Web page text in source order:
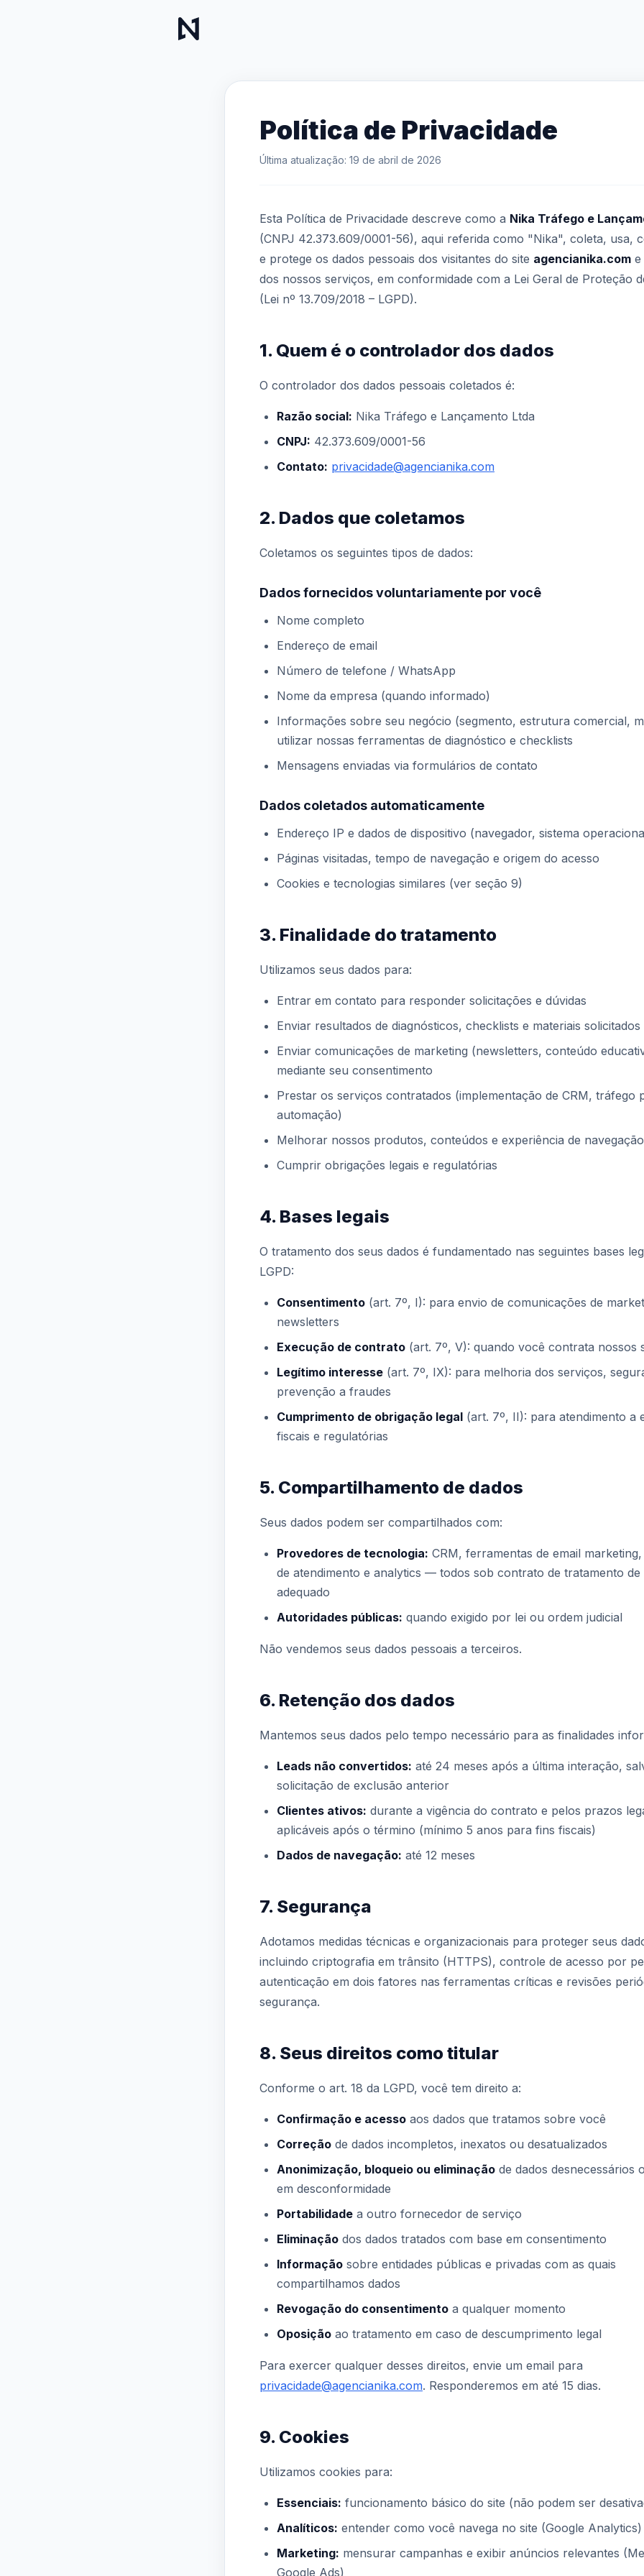
Política de Privacidade
Última atualização: 19 de abril de 2026
Esta Política de Privacidade descreve como a Nika Tráfego e
(CNPJ 42.373.609/0001-56), aqui referida como "Nika", coleta, usa,
e protege os dados pessoais dos visitantes do site agencianika.com e
dos nossos serviços, em conformidade com a Lei Geral de Proteção
(Lei nº 13.709/2018 – LGPD).
1. Quem é o controlador dos dados
O controlador dos dados pessoais coletados é:
Razão social: Nika Tráfego e Lançamento Ltda
CNPJ: 42.373.609/0001-56
Contato: privacidade@agencianika.com
2. Dados que coletamos
Coletamos os seguintes tipos de dados:
Dados fornecidos voluntariamente por você
Nome completo
Endereço de email
Número de telefone / WhatsApp
Nome da empresa (quando informado)
Informações sobre seu negócio (segmento, estrutura comercial,
utilizar nossas ferramentas de diagnóstico e checklists
Mensagens enviadas via formulários de contato
Dados coletados automaticamente
Endereço IP e dados de dispositivo (navegador, sistema
Páginas visitadas, tempo de navegação e origem do acesso
Cookies e tecnologias similares (ver seção 9)
3. Finalidade do tratamento
Utilizamos seus dados para:
Entrar em contato para responder solicitações e dúvidas
Enviar resultados de diagnósticos, checklists e materiais solicitados
Enviar comunicações de marketing (newsletters, conteúdo
mediante seu consentimento
Prestar os serviços contratados (implementação de CRM, tráfego
automação)
Melhorar nossos produtos, conteúdos e experiência de navegação
Cumprir obrigações legais e regulatórias
4. Bases legais
O tratamento dos seus dados é fundamentado nas seguintes bases
LGPD:
Consentimento (art. 7º, I): para envio de comunicações de
newsletters
Execução de contrato (art. 7º, V): quando você contrata nossos
Legítimo interesse (art. 7º, IX): para melhoria dos serviços,
prevenção a fraudes
Cumprimento de obrigação legal (art. 7º, II): para atendimento a
fiscais e regulatórias
5. Compartilhamento de dados
Seus dados podem ser compartilhados com:
Provedores de tecnologia: CRM, ferramentas de email
de atendimento e analytics — todos sob contrato de tratamento de
adequado
Autoridades públicas: quando exigido por lei ou ordem judicial
Não vendemos seus dados pessoais a terceiros.
6. Retenção dos dados
Mantemos seus dados pelo tempo necessário para as finalidades
Leads não convertidos: até 24 meses após a última interação,
solicitação de exclusão anterior
Clientes ativos: durante a vigência do contrato e pelos prazos
aplicáveis após o término (mínimo 5 anos para fins fiscais)
Dados de navegação: até 12 meses
7. Segurança
Adotamos medidas técnicas e organizacionais para proteger seus
incluindo criptografia em trânsito (HTTPS), controle de acesso por
autenticação em dois fatores nas ferramentas críticas e revisões
segurança.
8. Seus direitos como titular
Conforme o art. 18 da LGPD, você tem direito a:
Confirmação e acesso aos dados que tratamos sobre você
Correção de dados incompletos, inexatos ou desatualizados
Anonimização, bloqueio ou eliminação de dados desnecessários
em desconformidade
Portabilidade a outro fornecedor de serviço
Eliminação dos dados tratados com base em consentimento
Informação sobre entidades públicas e privadas com as quais
compartilhamos dados
Revogação do consentimento a qualquer momento
Oposição ao tratamento em caso de descumprimento legal
Para exercer qualquer desses direitos, envie um email para
privacidade@agencianika.com. Responderemos em até 15 dias.
9. Cookies
Utilizamos cookies para:
Essenciais: funcionamento básico do site (não podem ser
Analíticos: entender como você navega no site (Google Analytics)
Marketing: mensurar campanhas e exibir anúncios relevantes
Google Ads)